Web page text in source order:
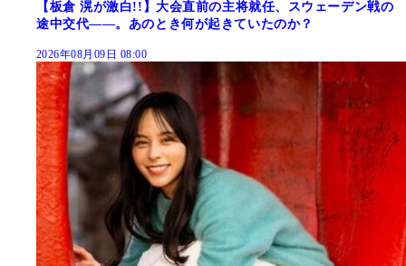
【板倉 滉が激白!!】大会直前の主将就任、スウェーデン戦の
途中交代――。あのとき何が起きていたのか？
2026年08月09日 08:00